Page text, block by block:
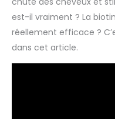
est-il vraiment ? La
réellement efficace ?
dans cet article.